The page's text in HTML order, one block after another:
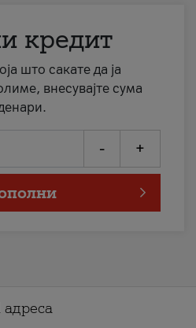
кредит
што сакате да ја
внесувајте сума
- +